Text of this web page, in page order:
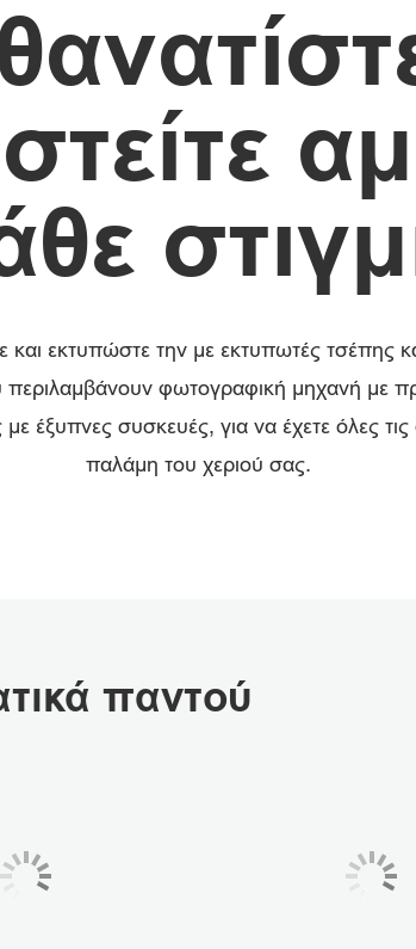
εκτυπώστε την με εκτυπωτές τσέπης
φωτογραφική μηχανή με
έξυπνες συσκευές, για να έχετε όλες
παλάμη του χεριού σας.
παντού